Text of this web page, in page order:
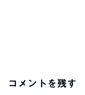
コメントを残す